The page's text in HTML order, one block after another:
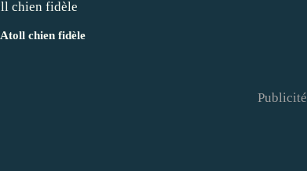
Atoll chien fidèle
Publicité